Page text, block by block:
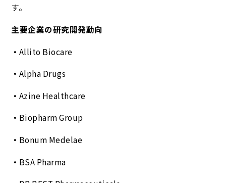
す。
主要企業の研究開発動向
Allito Biocare
Alpha Drugs
Azine Healthcare
Biopharm Group
Bonum Medelae
BSA Pharma